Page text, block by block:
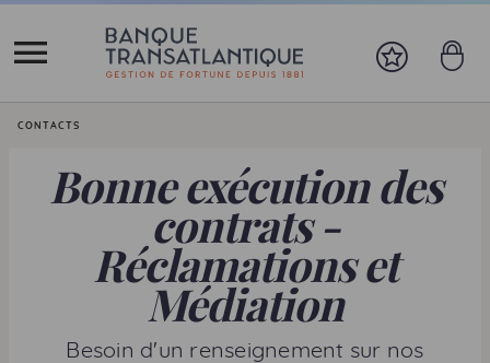
Vous êtes ici:
CONTACTS
Bonne exécution des
contrats -
Réclamations et
Médiation
Besoin d'un renseignement sur nos